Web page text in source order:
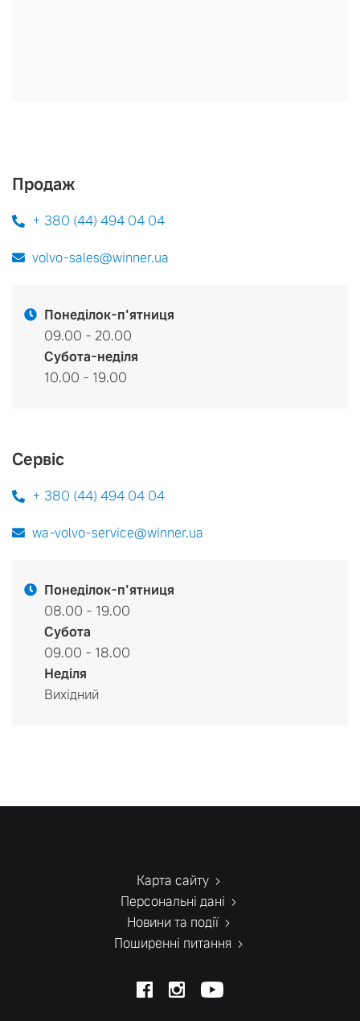
Продаж
+ 380 (44) 494 04 04
volvo-sales@winner.ua
Понеділок-п'ятниця
09.00 - 20.00
Субота-неділя
10.00 - 19.00
Сервіс
+ 380 (44) 494 04 04
wa-volvo-service@winner.ua
Понеділок-п'ятниця
08.00 - 19.00
Субота
09.00 - 18.00
Неділя
Вихідний
Карта сайту
Персональні дані
Новини та події
Поширенні питання